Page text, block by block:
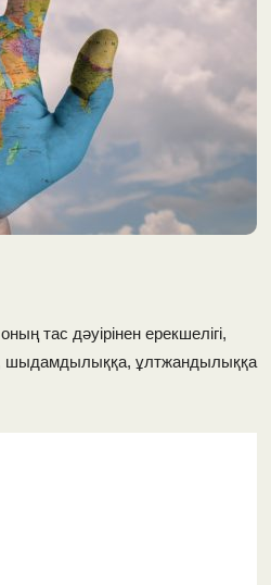
УРОКОВ
тас дәуірінен ерекшелігі,
шыдамдылыққа, ұлтжандылыққа